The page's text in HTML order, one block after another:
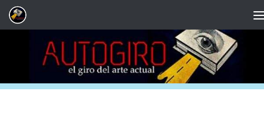
Saltar al contenido